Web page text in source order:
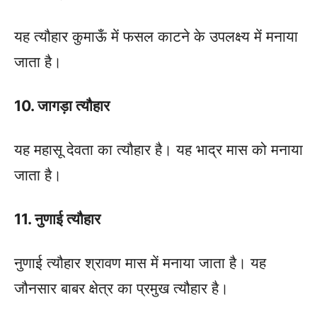
यह त्यौहार कुमाऊँ में फसल काटने के उपलक्ष्य में मनाया
जाता है।
10. जागड़ा त्यौहार
यह महासू देवता का त्यौहार है। यह भाद्र मास को मनाया
जाता है।
11. नुणाई त्यौहार
नुणाई त्यौहार श्रावण मास में मनाया जाता है। यह
जौनसार बाबर क्षेत्र का प्रमुख त्यौहार है।